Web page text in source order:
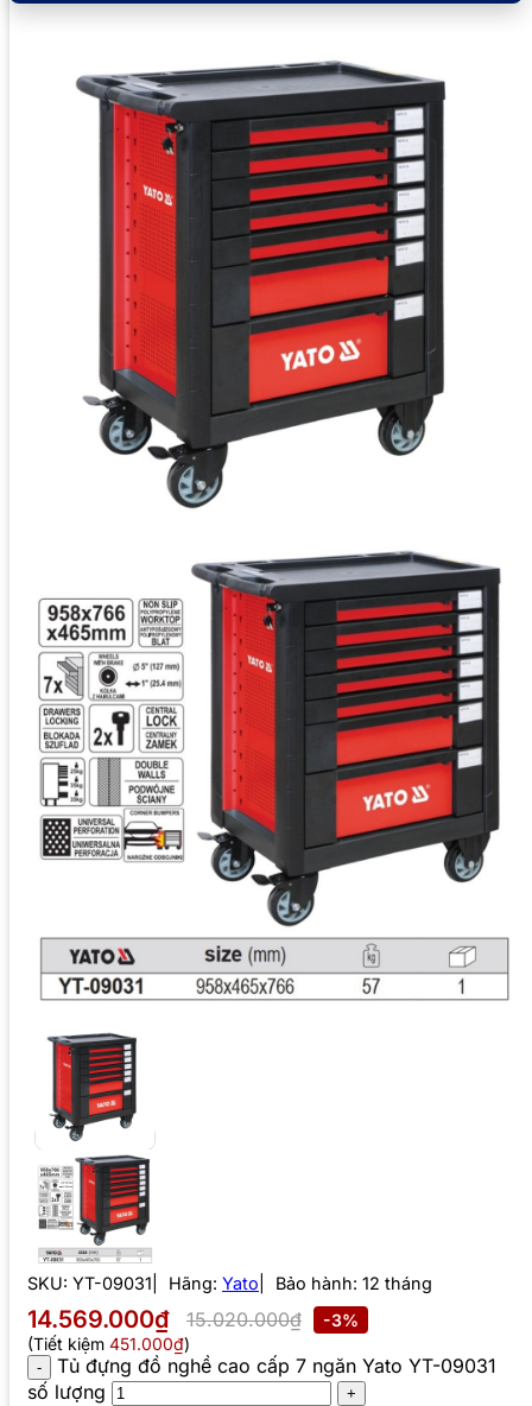
SKU: YT-09031 Hãng: Yato Bảo hành: 12 tháng
14.569.000₫ 15.020.000₫
-3%
(Tiết kiệm 451.000₫)
Tủ đựng đồ nghề cao cấp 7 ngăn Yato YT-09031
số lượng